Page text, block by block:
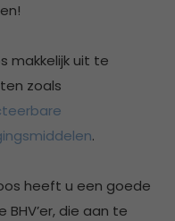
makkelijk uit te
zoals
.
heeft u een goede
die aan te